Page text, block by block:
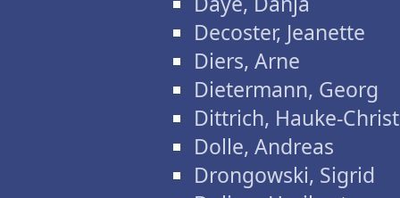
Decoster, Jeanette
Diers, Arne
Dietermann, Georg
Dittrich, Hauke-
Dolle, Andreas
Drongowski, Sigrid